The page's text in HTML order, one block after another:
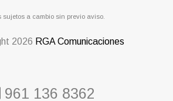
sujetos a cambio sin previo aviso.
2026 RGA Comunicaciones
961 136 8362